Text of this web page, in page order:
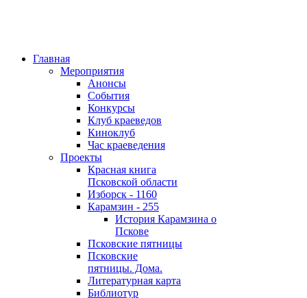
Главная
Мероприятия
Анонсы
События
Конкурсы
Клуб краеведов
Киноклуб
Час краеведения
Проекты
Красная книга
Псковской области
Изборск - 1160
Карамзин - 255
История Карамзина о
Пскове
Псковские пятницы
Псковские
пятницы. Дома.
Литературная карта
Библиотур